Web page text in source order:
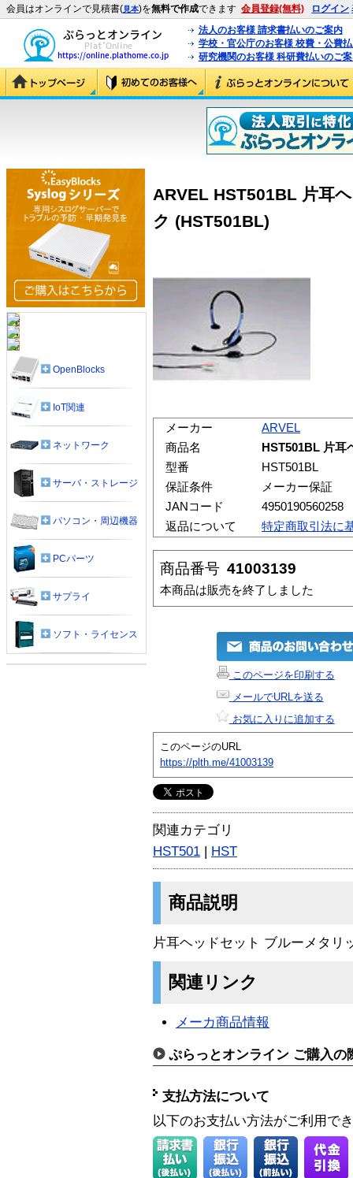
会員はオンラインで見積書(見本)を無料で作成できます 会員登録(無料) ログイン
法人のお客様 請求書払いのご案内
学校・官公庁のお客様 校費・公費
研究機関のお客様 科研費払いのご
ARVEL HST501BL 片耳
ク (HST501BL)
メーカー
ARVEL
商品名
HST501BL 片耳
型番
HST501BL
保証条件
メーカー保証
JANコード
4950190560258
返品について
特定商取引法に
商品番号 41003139
本商品は販売を終了しました
このページを印刷する
メールでURLを送る
お気に入りに追加する
このページのURL
https://plth.me/41003139
関連カテゴリ
HST501 | HST
商品説明
片耳ヘッドセット ブルーメタリ
関連リンク
メーカ商品情報
ぷらっとオンライン ご購入の
支払方法について
以下のお支払い方法がご利用で
OpenBlocks
IoT関連
ネットワーク
サーバ・ストレージ
パソコン・周辺機器
PCパーツ
サプライ
ソフト・ライセンス